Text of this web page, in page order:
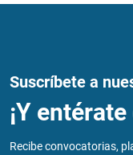
Suscríbete a
¡Y
Recibe convocatorias,